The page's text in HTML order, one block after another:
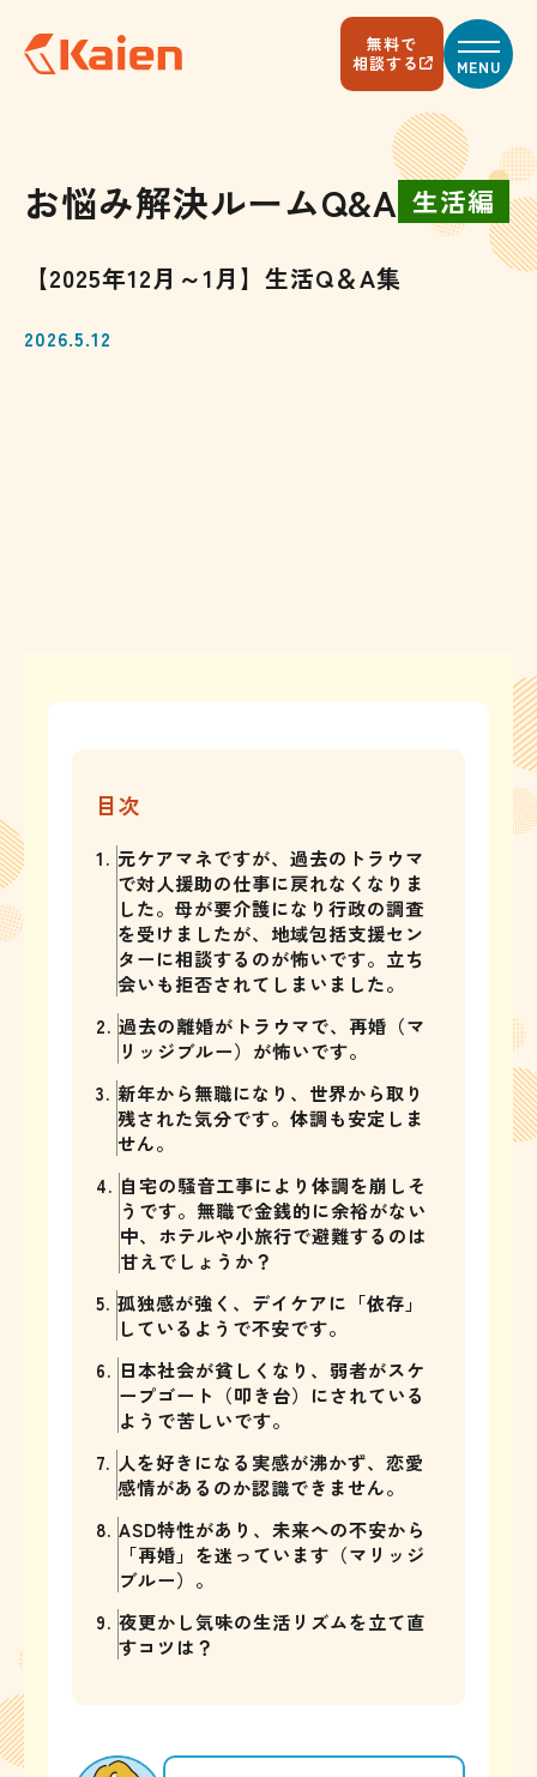
無料で
相談する
MENU
お悩み解決ルームQ&A 生活編
【2025年12月～1月】生活Q＆A集
2026.5.12
目次
1. 元ケアマネですが、過去のトラウマ
で対人援助の仕事に戻れなくなりま
した。母が要介護になり行政の調査
を受けましたが、地域包括支援セン
ターに相談するのが怖いです。立ち
会いも拒否されてしまいました。
2. 過去の離婚がトラウマで、再婚（マ
リッジブルー）が怖いです。
3. 新年から無職になり、世界から取り
残された気分です。体調も安定しま
せん。
4. 自宅の騒音工事により体調を崩しそ
うです。無職で金銭的に余裕がない
中、ホテルや小旅行で避難するのは
甘えでしょうか？
5. 孤独感が強く、デイケアに「依存」
しているようで不安です。
6. 日本社会が貧しくなり、弱者がスケ
ープゴート（叩き台）にされている
ようで苦しいです。
7. 人を好きになる実感が沸かず、恋愛
感情があるのか認識できません。
8. ASD特性があり、未来への不安から
「再婚」を迷っています（マリッジ
ブルー）。
9. 夜更かし気味の生活リズムを立て直
すコツは？